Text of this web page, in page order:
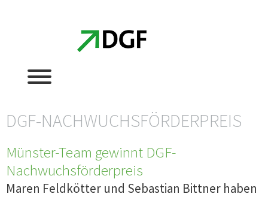
DGF-NACHWUCHSFÖRDERPREIS
Münster-Team gewinnt DGF-
Nachwuchsförderpreis
Maren Feldkötter und Sebastian Bittner haben